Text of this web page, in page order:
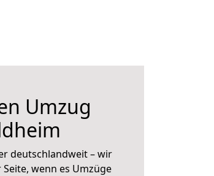
Umzug
deutschlandweit – wir
wenn es Umzüge